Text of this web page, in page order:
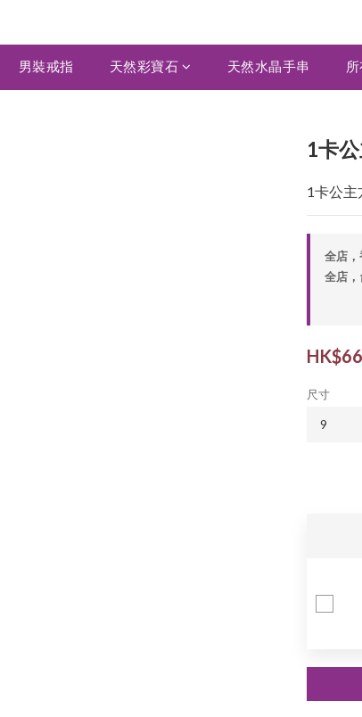
男裝戒指 天然彩寶石 天然水晶手串
1卡
1卡公主
全店
全店
尺寸